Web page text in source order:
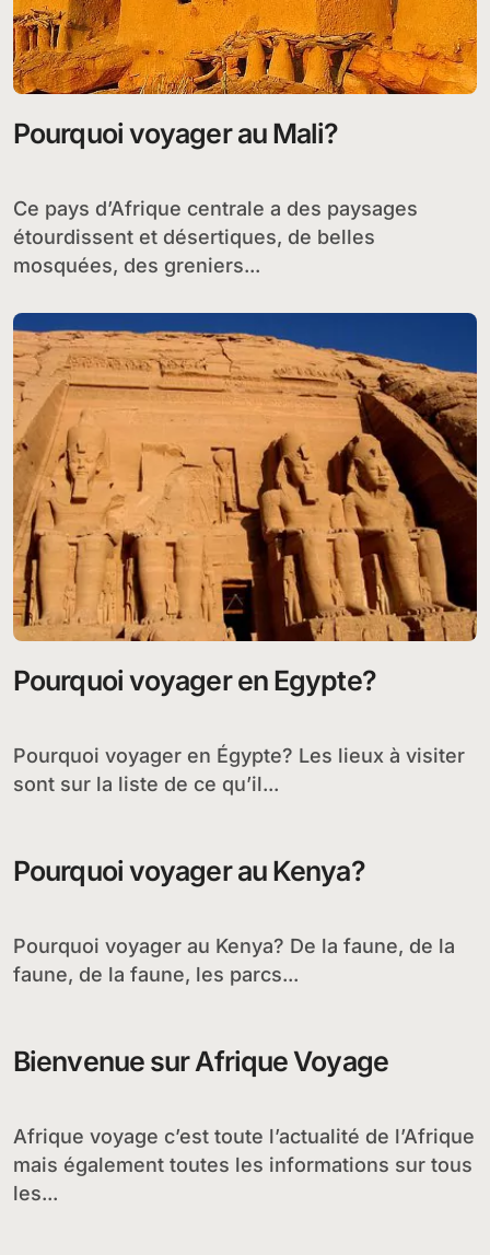
Pourquoi voyager au Mali?
Ce pays d’Afrique centrale a des paysages
étourdissent et désertiques, de belles
mosquées, des greniers...
Pourquoi voyager en Egypte?
Pourquoi voyager en Égypte? Les lieux à visiter
sont sur la liste de ce qu’il...
Pourquoi voyager au Kenya?
Pourquoi voyager au Kenya? De la faune, de la
faune, de la faune, les parcs...
Bienvenue sur Afrique Voyage
Afrique voyage c’est toute l’actualité de l’Afrique
mais également toutes les informations sur tous
les...